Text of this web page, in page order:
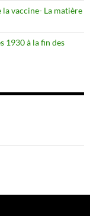
vaccine- La matière
1930 à la fin des